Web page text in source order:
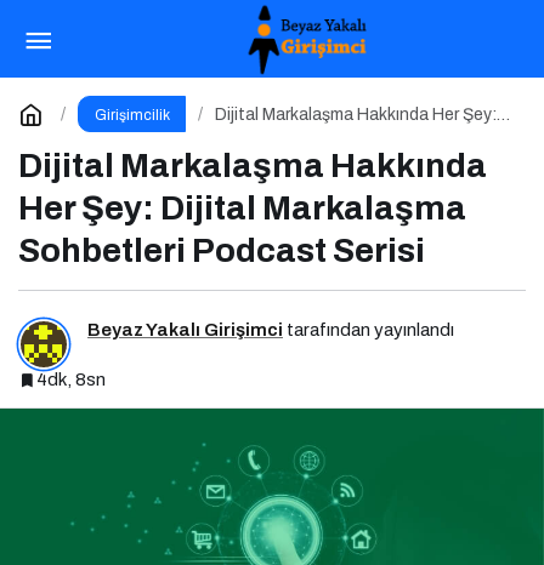
Girişimcilik
Dijital Markalaşma Hakkında Her Şey:
Serisi
Dijital Markalaşma Hakkında
Her Şey: Dijital Markalaşma
Sohbetleri Podcast Serisi
Beyaz Yakalı Girişimci tarafından yayınlandı
4dk, 8sn
AI Ajan Ekonomisi Geldi: Artık Soru “Çalışan mı
Olacaksın, Çalıştıran mı?”
Yorum Yap